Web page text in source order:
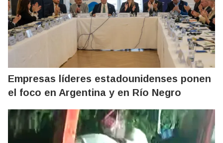
Empresas líderes estadounidenses ponen
el foco en Argentina y en Río Negro